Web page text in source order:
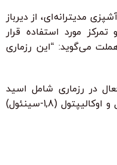
مدیترانه‌ای، از دیرباز
مورد استفاده قرار
می‌گوید: “این رزماری
در رزماری شامل اسید
رزمارینیک، کارنوزیک اسید، کارنوسول و اوکالیپتول (1,8-سینئول)